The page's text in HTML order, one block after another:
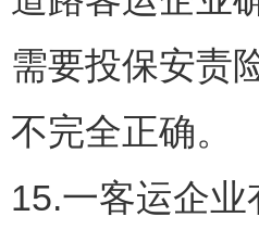
需要投保安责
不完全正确。
15.一客运企